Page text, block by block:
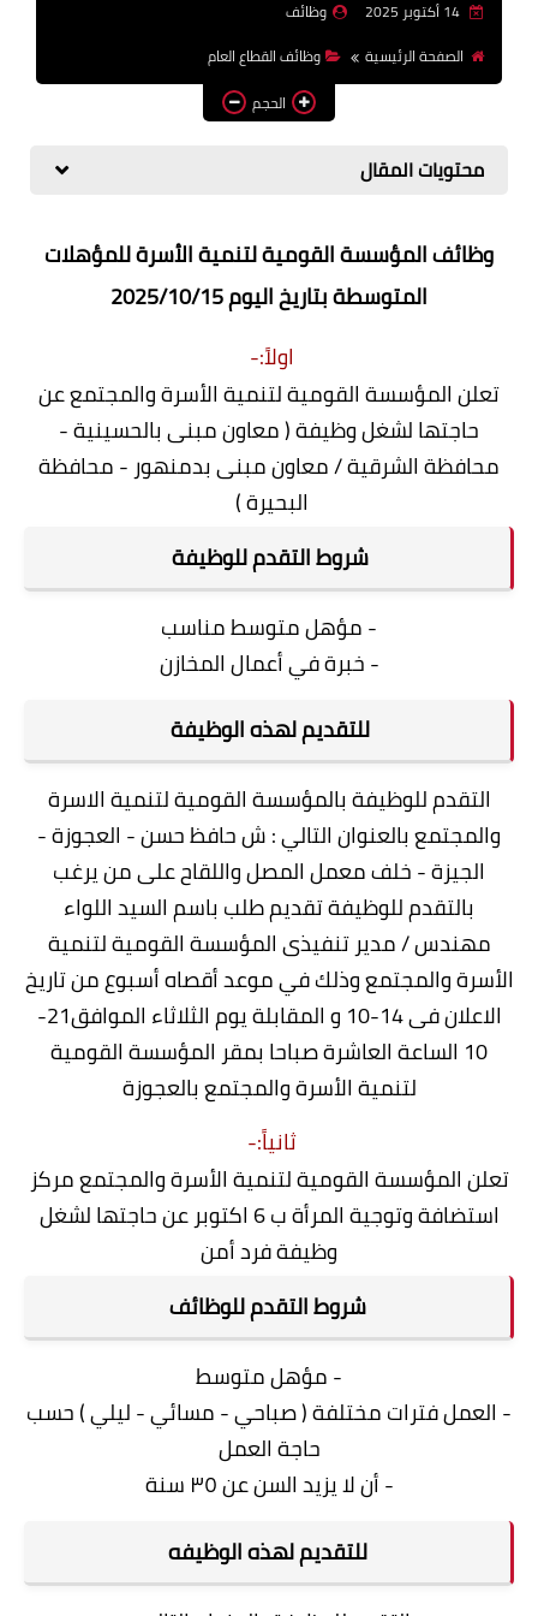
بالجامعات والمعاهد
اخبار
14 أكتوبر 2025
وظائف
الصفحة الرئيسية
وظائف القطاع العام
الحجم
محتويات المقال
وظائف المؤسسة القومية لتنمية الأسرة للمؤهلات
المتوسطة بتاريخ اليوم 2025/10/15
اولاً:-
تعلن المؤسسة القومية لتنمية الأسرة والمجتمع عن
حاجتها لشغل وظيفة ( معاون مبنى بالحسينية -
محافظة الشرقية / معاون مبنى بدمنهور - محافظة
البحيرة )
شروط التقدم للوظيفة
- مؤهل متوسط مناسب
- خبرة في أعمال المخازن
للتقديم لهذه الوظيفة
التقدم للوظيفة بالمؤسسة القومية لتنمية الاسرة
والمجتمع بالعنوان التالي : ش حافظ حسن - العجوزة -
الجيزة - خلف معمل المصل واللقاح على من يرغب
بالتقدم للوظيفة تقديم طلب باسم السيد اللواء
مهندس / مدير تنفيذى المؤسسة القومية لتنمية
الأسرة والمجتمع وذلك في موعد أقصاه أسبوع من تاريخ
الاعلان فى 14-10 و المقابلة يوم الثلاثاء الموافق21-
10 الساعة العاشرة صباحا بمقر المؤسسة القومية
لتنمية الأسرة والمجتمع بالعجوزة
ثانياً:-
تعلن المؤسسة القومية لتنمية الأسرة والمجتمع مركز
استضافة وتوجية المرأة ب 6 اكتوبر عن حاجتها لشغل
وظيفة فرد أمن
شروط التقدم للوظائف
- مؤهل متوسط
- العمل فترات مختلفة ( صباحي - مسائي - ليلي ) حسب
حاجة العمل
- أن لا يزيد السن عن ٣٥ سنة
للتقديم لهذه الوظيفه